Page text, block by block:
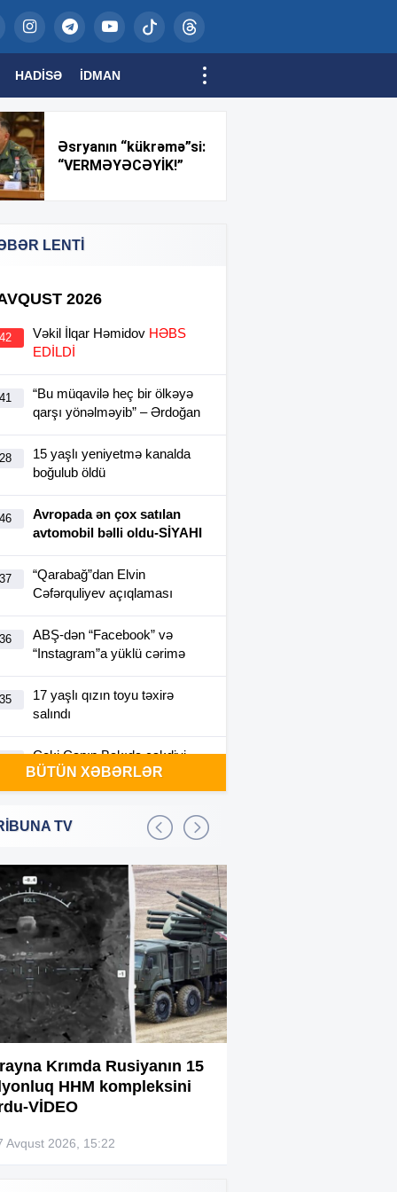
HADISƏ İDMAN
Əsryanın “kükrəmə”si:
“VERMƏYƏCƏYİK!”
LENTİ
2026
Vəkil İlqar Həmidov HƏBS
EDİLDİ
“Bu müqavilə heç bir ölkəyə
qarşı yönəlməyib” – Ərdoğan
15 yaşlı yeniyetmə kanalda
boğulub öldü
Avropada ən çox satılan
avtomobil bəlli oldu-SİYAHI
“Qarabağ”dan Elvin
Cəfərquliyev açıqlaması
ABŞ-dən “Facebook” və
“Instagram”a yüklü cərimə
17 yaşlı qızın toyu təxirə
salındı
Ceki Çanın Bakıda çəkdiyi
filmə görə Azərbaycan 1
milyon dollar ödəyə bilər?
Bakıda 2,5 milyon manata
Sərdar Ortaç xəstəxanaya
yerləşdirilib?
Rüşvətdə təqsirləndirilən 3
vəzifəli şəxsin məhkəməsi
başlayır
“Həyat yoldaşın istəmirsə,
Kiberpolis əməliyyat keçirdi:
Xarici saytları ələ keçirən
BÜTÜN XƏBƏRLƏR
TV
Krımda Rusiyanın 15
HHM kompleksini
VİDEO
Avqust 2026, 15:22